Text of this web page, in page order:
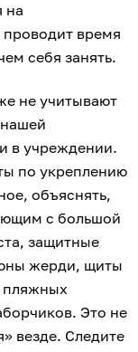
на
время
себя занять.
не учитывают
в учреждении.
по укреплению
объяснять,
с большой
защитные
жерди, щиты
пляжных
Это не
везде. Следите